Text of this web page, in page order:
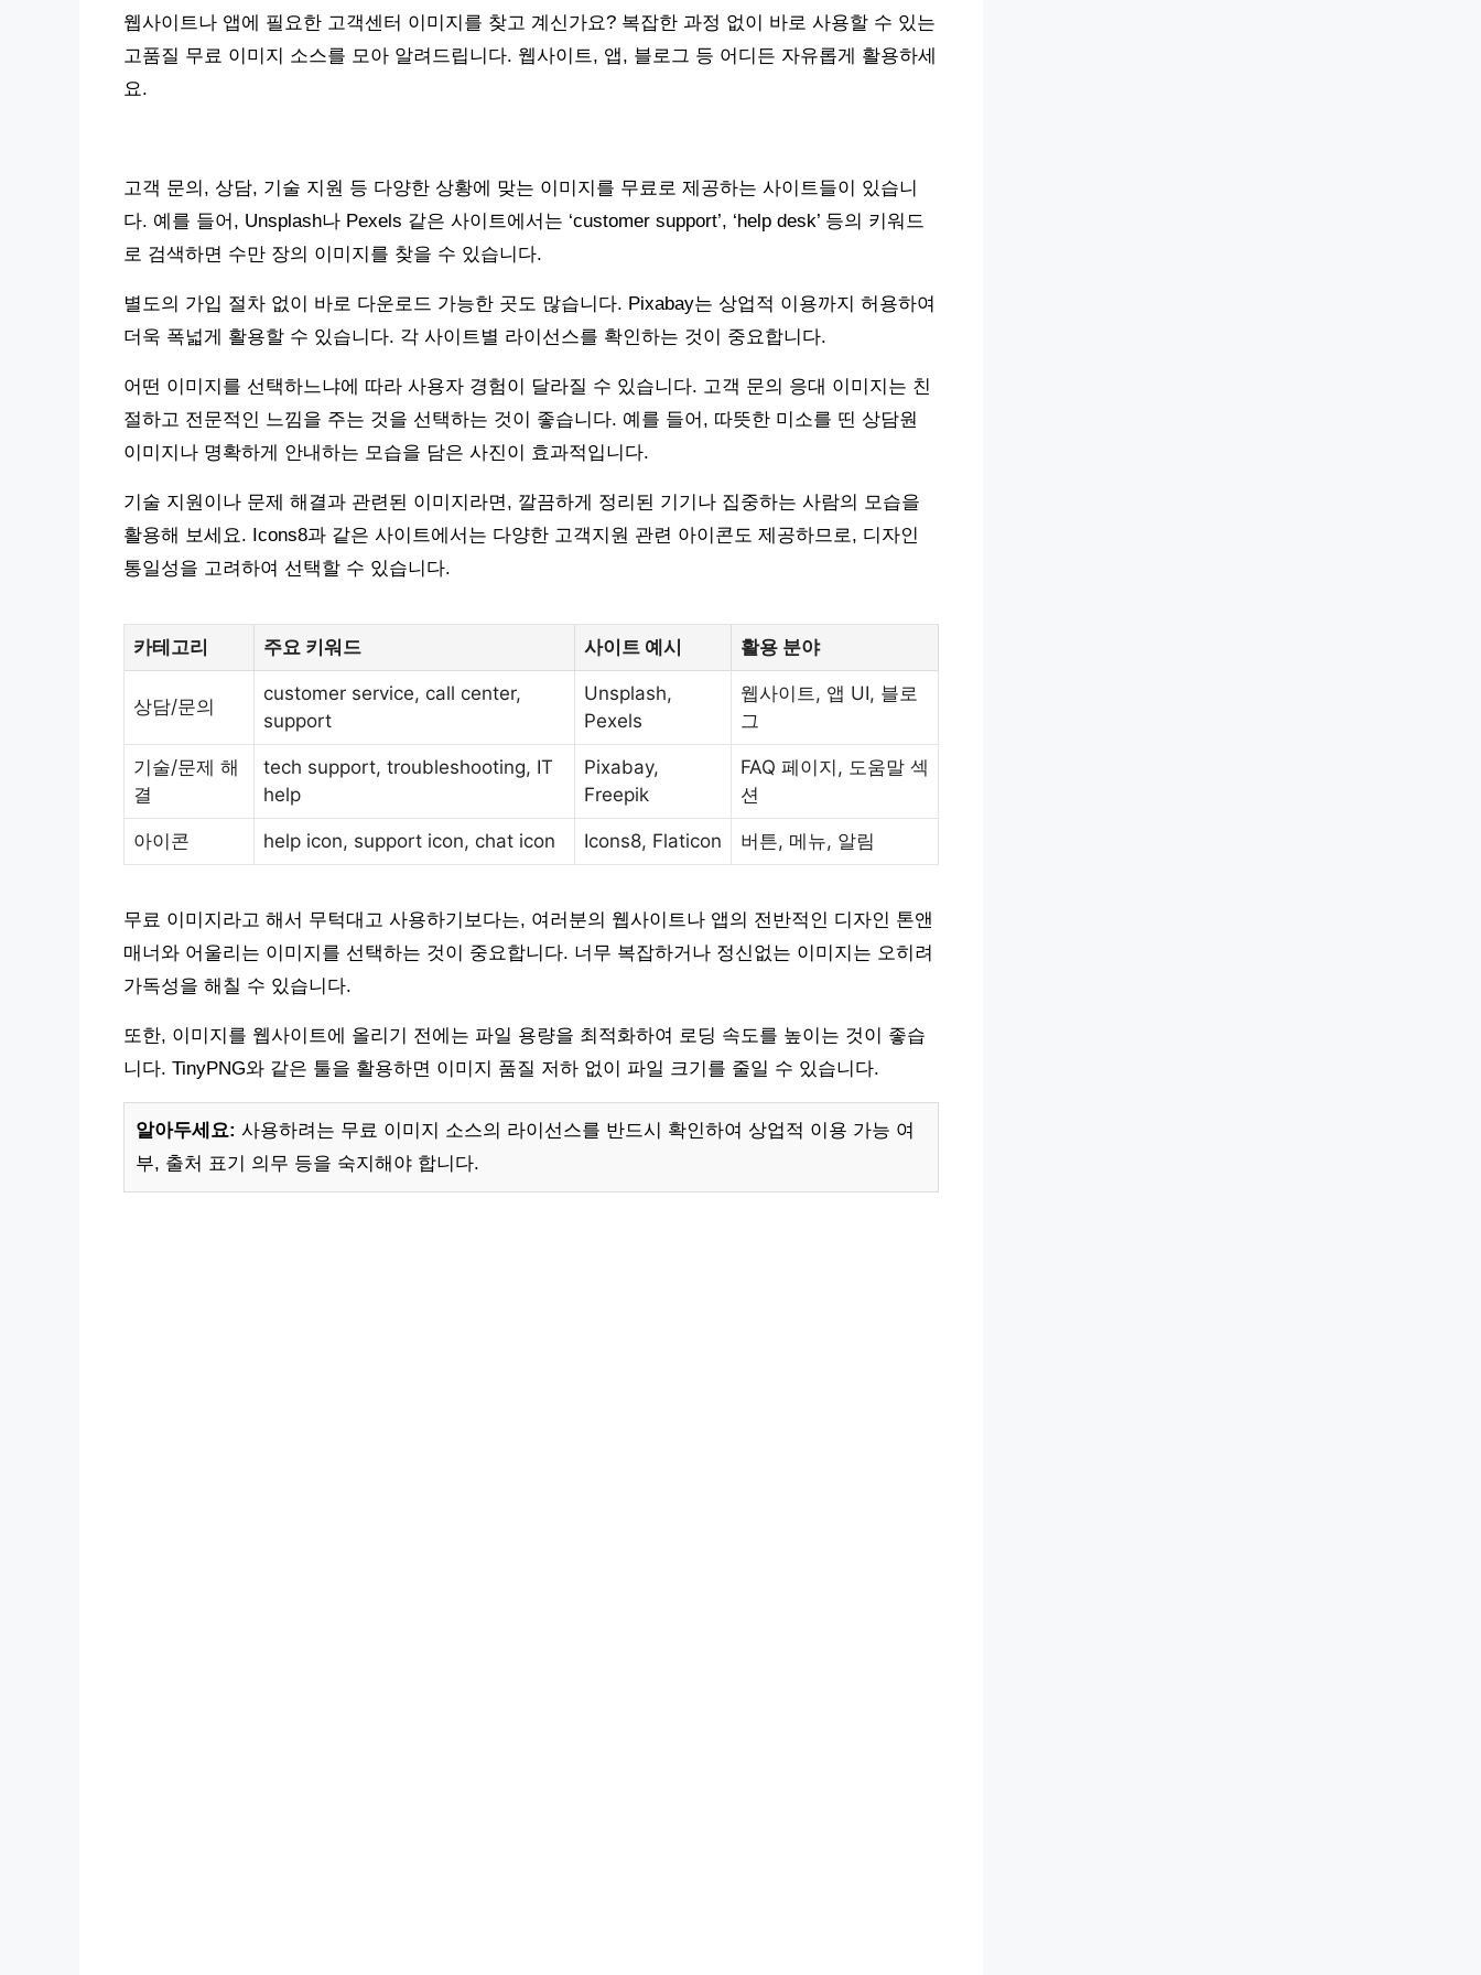
웹사이트나 앱에 필요한 고객센터 이미지를 찾고 계신가요? 복잡한 과정 없이 바로 사용할 수 있는
고품질 무료 이미지 소스를 모아 알려드립니다. 웹사이트, 앱, 블로그 등 어디든 자유롭게 활용하세
요.
고객 문의, 상담, 기술 지원 등 다양한 상황에 맞는 이미지를 무료로 제공하는 사이트들이 있습니
다. 예를 들어, Unsplash나 Pexels 같은 사이트에서는 ‘customer support’, ‘help desk’ 등의 키워드
로 검색하면 수만 장의 이미지를 찾을 수 있습니다.
별도의 가입 절차 없이 바로 다운로드 가능한 곳도 많습니다. Pixabay는 상업적 이용까지 허용하여
더욱 폭넓게 활용할 수 있습니다. 각 사이트별 라이선스를 확인하는 것이 중요합니다.
어떤 이미지를 선택하느냐에 따라 사용자 경험이 달라질 수 있습니다. 고객 문의 응대 이미지는 친
절하고 전문적인 느낌을 주는 것을 선택하는 것이 좋습니다. 예를 들어, 따뜻한 미소를 띤 상담원
이미지나 명확하게 안내하는 모습을 담은 사진이 효과적입니다.
기술 지원이나 문제 해결과 관련된 이미지라면, 깔끔하게 정리된 기기나 집중하는 사람의 모습을
활용해 보세요. Icons8과 같은 사이트에서는 다양한 고객지원 관련 아이콘도 제공하므로, 디자인
통일성을 고려하여 선택할 수 있습니다.
카테고리 주요 키워드 사이트 예시 활용 분야
상담/문의
customer service, call center,
support
Unsplash,
Pexels
웹사이트, 앱 UI, 블로
그
기술/문제 해
결
tech support, troubleshooting, IT
help
Pixabay,
Freepik
FAQ 페이지, 도움말 섹
션
아이콘 help icon, support icon, chat icon Icons8, Flaticon 버튼, 메뉴, 알림
무료 이미지라고 해서 무턱대고 사용하기보다는, 여러분의 웹사이트나 앱의 전반적인 디자인 톤앤
매너와 어울리는 이미지를 선택하는 것이 중요합니다. 너무 복잡하거나 정신없는 이미지는 오히려
가독성을 해칠 수 있습니다.
또한, 이미지를 웹사이트에 올리기 전에는 파일 용량을 최적화하여 로딩 속도를 높이는 것이 좋습
니다. TinyPNG와 같은 툴을 활용하면 이미지 품질 저하 없이 파일 크기를 줄일 수 있습니다.
알아두세요: 사용하려는 무료 이미지 소스의 라이선스를 반드시 확인하여 상업적 이용 가능 여
부, 출처 표기 의무 등을 숙지해야 합니다.